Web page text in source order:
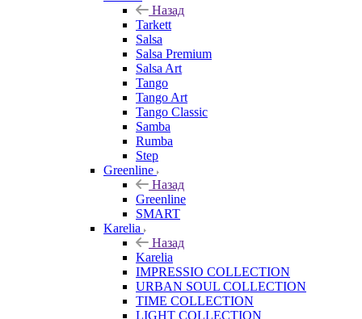
Назад
Tarkett
Salsa
Salsa Premium
Salsa Art
Tango
Tango Art
Tango Classic
Samba
Rumba
Step
Greenline
Назад
Greenline
SMART
Karelia
Назад
Karelia
IMPRESSIO COLLECTION
URBAN SOUL COLLECTION
TIME COLLECTION
LIGHT COLLECTION